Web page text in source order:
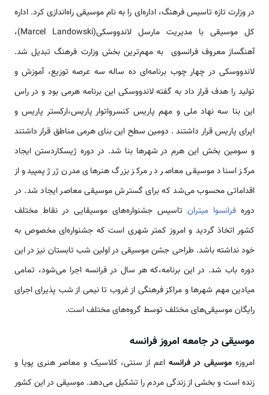
در وزارت تازه تاسیس فرهنگ، اداره‌ای را به نام موسیقی راه‌اندازی کرد. اداره
کل موسیقی با مدیریت مارسل لاندووسکی(Marcel Landowski)،
آهنگساز معروف فرانسوی به مهم‌ترین بخش وزارت فرهنگ تبدیل شد.
لاندووسکی در چهار چوب برنامه‌ای ده ساله سه عرصه توزیع، آموزش و
تولید را هدف قرار داد به گفته لاندووسکی این برنامه هرمی بود و در راس
این بنا سه نهاد ملی و مهم پاریس کنسرواتوار پاریس،ارکستر پاریس و
اپرای پاریس قرار داشتند . دومین سطح این بنای هرمی مناطق قرار داشتند
و سومین بخش این هرم در شهرها بنا شد. در دوره ژیسکاردستن ایجاد
مرکز اسناد موسیقی معاصر در مرکز بزرگ هنرهای مدرن ژرژ پمپیدو از
اقداماتی محسوب می‌شد که برای گسترش موسیقی معاصر ایجاد شد. در
دوره فرانسوا میتران تاسیس جشنواره‌های موسیقایی در نقاط مختلف
کشور اتخاذ گردید و امروز کمتر شهری است که جشنواره‌ای مخصوص به
خود نداشته باشد. طراحی جشن موسیقی در اولین شب تابستان نیز در این
دوره باب شد. در این برنامه،که هر سال در فرانسه اجرا می‌شود، تمامی
میادین مهم شهر‌ها و مراکز فرهنگی از غروب تا نیمی از شب پذیرای اجرای
رایگان موسیقی‌های مختلف توسط گروه‌های مختلف است.
موسیقی در جامعه امروز فرانسه
امروزه موسیقی در فرانسهاعم از سنتی، کلاسیک و معاصر هنری پویا و
زنده است و بخشی از زندگی مردم را تشکیل می‌دهد. موسیقی در این کشور